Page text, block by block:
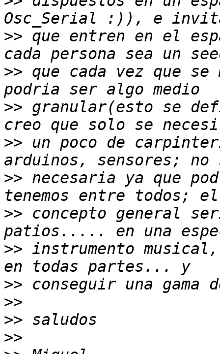
>> que entren en el
>> que cada vez que
>> granular(esto se
>> un poco de
>> necesaria ya que
>> concepto general
>> instrumento
>>
>>
>>
>>